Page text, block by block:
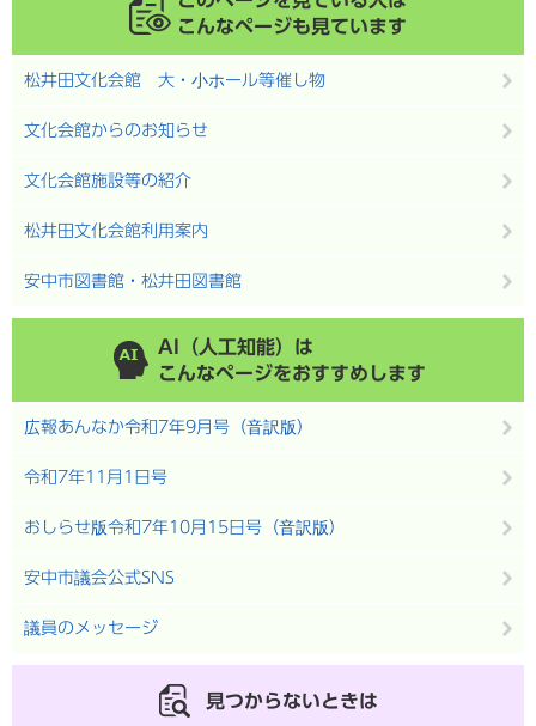
こんなページも見ています
松井田文化会館 大・小ホール等催し物
文化会館からのお知らせ
文化会館施設等の紹介
松井田文化会館利用案内
安中市図書館・松井田図書館
AI（人工知能）は
こんなページをおすすめします
広報あんなか令和7年9月号（音訳版）
令和7年11月1日号
おしらせ版令和7年10月15日号（音訳版）
安中市議会公式SNS
議員のメッセージ
見つからないときは